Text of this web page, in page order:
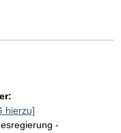
hierzu]
-